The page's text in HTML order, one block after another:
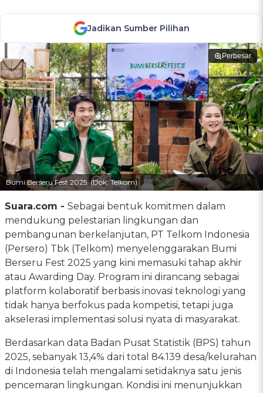
Jadikan Sumber Pilihan
Perbesar
Bumi Berseru Fest 2025. (Dok: Telkom)
Suara.com - Sebagai bentuk komitmen dalam
mendukung pelestarian lingkungan dan
pembangunan berkelanjutan, PT Telkom Indonesia
(Persero) Tbk (Telkom) menyelenggarakan Bumi
Berseru Fest 2025 yang kini memasuki tahap akhir
atau Awarding Day. Program ini dirancang sebagai
platform kolaboratif berbasis inovasi teknologi yang
tidak hanya berfokus pada kompetisi, tetapi juga
akselerasi implementasi solusi nyata di masyarakat.
Berdasarkan data Badan Pusat Statistik (BPS) tahun
2025, sebanyak 13,4% dari total 84.139 desa/kelurahan
di Indonesia telah mengalami setidaknya satu jenis
pencemaran lingkungan. Kondisi ini menunjukkan